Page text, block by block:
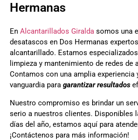
Hermanas
En Alcantarillados Giralda somos una
desatascos en Dos Hermanas
alcantarillado. Estamos
limpieza y mantenimiento de redes de
Contamos con una amplia experiencia
vanguardia para garantizar resultados
Nuestro compromiso es brindar un
serio a nuestros clientes. Disponibles
días del año, estamos aquí para
¡Contáctenos para más información!